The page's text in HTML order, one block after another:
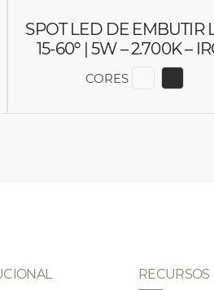
SPOT LED DE EMBUTIR
15-60º | 5W – 2.700K –
CORES EXIBIR
RECURSOS